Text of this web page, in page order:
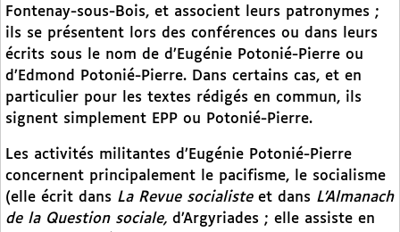
Fontenay-sous-Bois, et associent leurs patronymes ;
ils se présentent lors des conférences ou dans leurs
écrits sous le nom de d’Eugénie Potonié-Pierre ou
d’Edmond Potonié-Pierre. Dans certains cas, et en
particulier pour les textes rédigés en commun, ils
signent simplement EPP ou Potonié-Pierre.
Les activités militantes d’Eugénie Potonié-Pierre
concernent principalement le pacifisme, le socialisme
(elle écrit dans La Revue socialiste et dans L’Almanach
de la Question sociale, d’Argyriades ; elle assiste en